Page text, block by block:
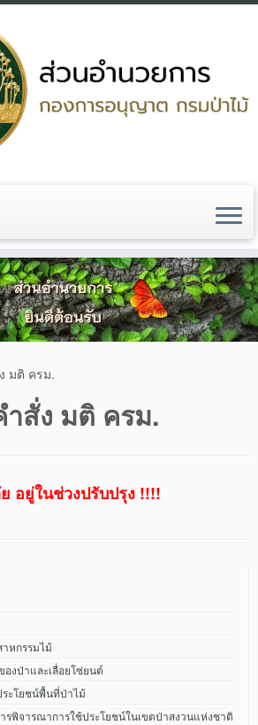
มติ ครม.
ำสั่ง มติ ครม.
อยู่ในช่วงปรับปรุง !!!!
หกรรมไม้
งป่าและเลื่อยโซ่ยนต์
ะโยชน์พื้นที่ป่าไม้
รพิจารณาการใช้ประโยชน์ในเขตป่าสงวนแห่งชาติ